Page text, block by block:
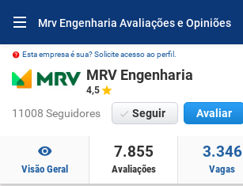
Mrv Engenharia Avaliações e Opiniões
Esta empresa é sua? Solicite acesso ao perfil.
MRV Engenharia
4,5
11008 Seguidores Seguir Avaliar
Visão Geral
7.855
Avaliações
3.346
Vagas